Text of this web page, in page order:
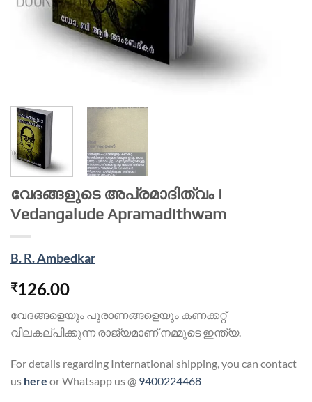
വേദങ്ങളുടെ അപ്രമാദിത്വം |
Vedangalude Apramadithwam
B. R. Ambedkar
₹126.00
വേദങ്ങളെയും പുരാണങ്ങളെയും കണക്കറ്റ്
വിലകല്പിക്കുന്ന രാജ്യമാണ് നമ്മുടെ ഇന്ത്യ.
For details regarding International shipping, you can contact
us here or Whatsapp us @ 9400224468